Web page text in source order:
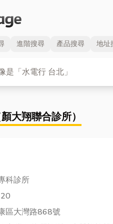
進階搜尋 產品搜尋 地址
大翔聯合診所）
科診所
區大灣路868號